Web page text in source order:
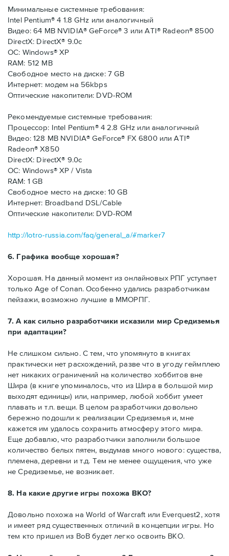
Минимальные системные требования:
Intel Pentium® 4 1.8 GHz или аналогичный
Видео: 64 MB NVIDIA® GeForce® 3 или ATI® Radeon® 8500
DirectX: DirectX® 9.0c
ОС: Windows® XP
RAM: 512 MB
Свободное место на диске: 7 GB
Интернет: модем на 56kbps
Оптические накопители: DVD-ROM
Рекомендуемые системные требования:
Процессор: Intel Pentium® 4 2.8 GHz или аналогичный
Видео: 128 MB NVIDIA® GeForce® FX 6800 или ATI®
Radeon® X850
DirectX: DirectX® 9.0c
ОС: Windows® XP / Vista
RAM: 1 GB
Свободное место на диске: 10 GB
Интернет: Broadband DSL/Cable
Оптические накопители: DVD-ROM
http://lotro-russia.com/faq/general_a/#marker7
6. Графика вообще хорошая?
Хорошая. На данный момент из онлайновых РПГ уступает
только Age of Conan. Особенно удались разработчикам
пейзажи, возможно лучшие в ММОРПГ.
7. А как сильно разработчики исказили мир Средиземья
при адаптации?
Не слишком сильно. С тем, что упомянуто в книгах
практически нет расхождений, разве что в угоду геймплею
нет никаких ограничений на количество хоббитов вне
Шира (в книге упоминалось, что из Шира в большой мир
выходят единицы) или, например, любой хоббит умеет
плавать и т.п. вещи. В целом разработчики довольно
бережно подошли к реализации Средиземья и, мне
кажется им удалось сохранить атмосферу этого мира.
Еще добавлю, что разработчики заполнили большое
количество белых пятен, выдумав много нового: существа,
племена, деревни и т.д. Тем не менее ощущения, что уже
не Средиземье, не возникает.
8. На какие другие игры похожа ВКО?
Довольно похожа на World of Warcraft или Everquest2, хотя
и имеет ряд существенных отличий в концепции игры. Но
тем кто пришел из ВоВ будет легко освоить ВКО.